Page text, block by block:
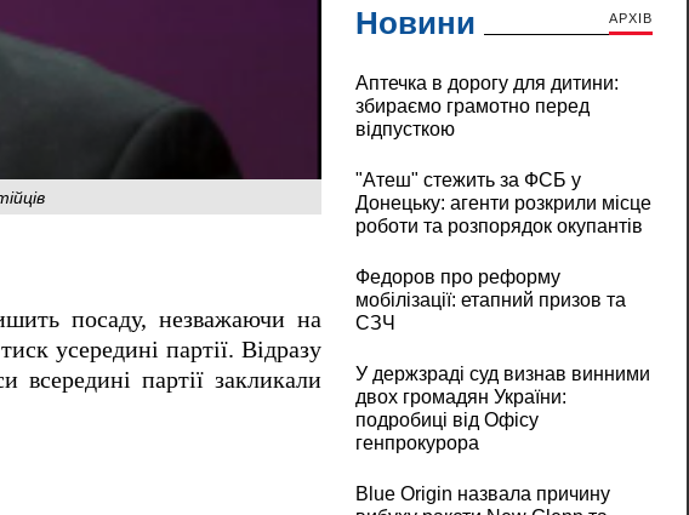
посаду, незважаючи на
усередині партії. Відразу
всередині партії закликали
Новини АРХІВ
Аптечка в дорогу для дитини:
збираємо грамотно перед
відпусткою
"Атеш" стежить за ФСБ у
Донецьку: агенти розкрили місце
роботи та розпорядок окупантів
Федоров про реформу
мобілізації: етапний призов та
СЗЧ
У держзраді суд визнав винними
двох громадян України:
подробиці від Офісу
генпрокурора
Blue Origin назвала причину